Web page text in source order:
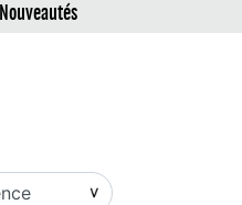
Nouveautés